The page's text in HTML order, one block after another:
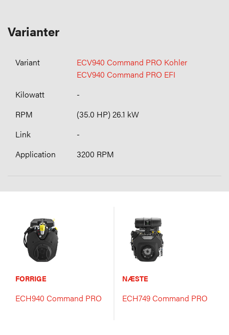
Varianter
ECV940 Command PRO Kohler
ECV940 Command PRO EFI
-
(35.0 HP) 26.1 kW
-
3200 RPM
FORRIGE
ECH940 Command PRO
NÆSTE
ECH749 Command PRO